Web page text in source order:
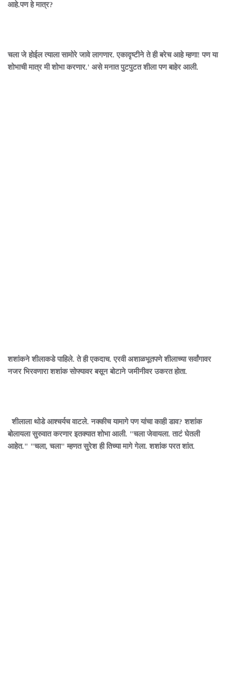
आहे.पण हे मात्र?
चला जे होईल त्याला सामोरे जावे लागणार. एकादृष्टीने ते ही बरेच आहे म्हणा! पण या
शोभाची मात्र मी शोभा करणार.' असे मनात पुटपुटत शीला पण बाहेर आली.
शशांकने शीलाकडे पाहिले. ते ही एकदाच. एरवी अशाळभूतपणे शीलाच्या सर्वांगावर
नजर भिरवणारा शशांक सोफ्यावर बसून बोटाने जमीनीवर उकरत होता.
शीलाला थोडे आश्चर्यच वाटले. नक्कीच यामागे पण यांचा काही डाव? शशांक
बोलायला सुरुवात करणार इतक्यात शोभा आली. "चला जेवायला. ताटं घेतली
आहेत." "चला, चला" म्हणत सुरेश ही तिच्या मागे गेला. शशांक परत शांत.